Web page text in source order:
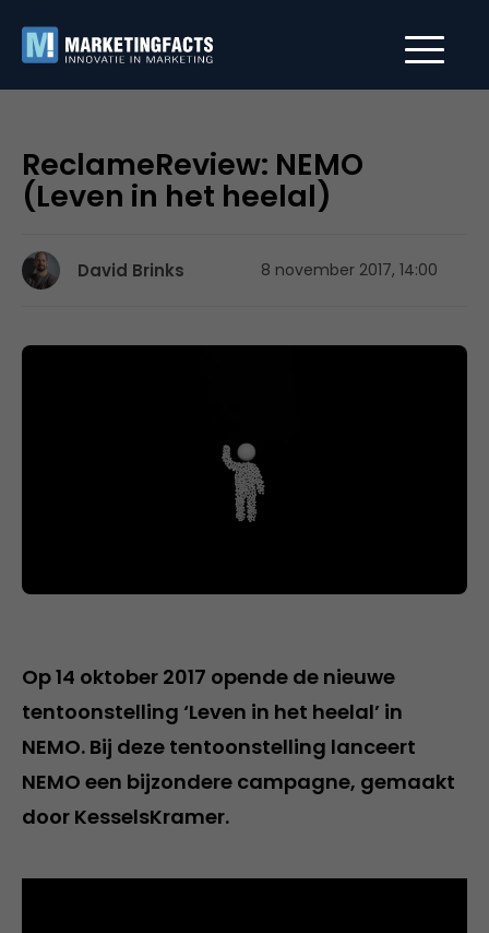
ReclameReview: NEMO
(Leven in het heelal)
David Brinks 8 november 2017, 14:00
Op 14 oktober 2017 opende de nieuwe
tentoonstelling ‘Leven in het heelal’ in
NEMO. Bij deze tentoonstelling lanceert
NEMO een bijzondere campagne, gemaakt
door KesselsKramer.